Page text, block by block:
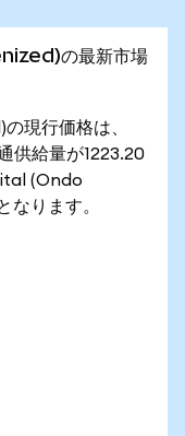
の最新市場
現行価格は、
供給量が1223.20
(Ondo
なります。